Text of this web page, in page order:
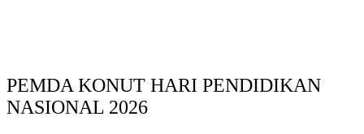
PEMDA KONUT HARI PENDIDIKAN
NASIONAL 2026